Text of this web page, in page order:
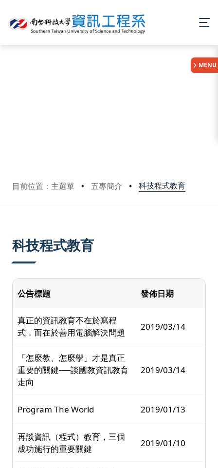
目前位置：主選單 五專簡介 科技程式教育
MENU
科技程式教育
公告標題 發佈日期
真正的資訊教育不在於寫程
式，而在於善用電腦解決問題
2019/03/14
「怎麼教、怎麼學」才是真正
重要的關鍵──談國教資訊教育
走向
2019/03/14
Program The World 2019/01/13
再談資訊（程式）教育，三個
成功施行的重要關鍵
2019/01/10